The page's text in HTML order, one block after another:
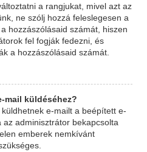
a rangjukat, mivel azt az
ne szólj hozzá feleslegesen a
hozzászólásaid számát, hiszen
fel fogják fedezni, és
a hozzászólásaid számát.
mail küldéséhez?
e-mailt a beépített e-
adminisztrátor bekapcsolta
emberek nemkívánt